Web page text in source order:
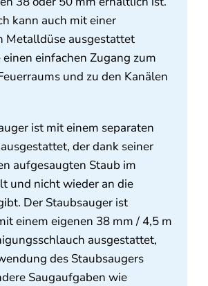
kann auch mit einer
Metalldüse ausgestattet
einfachen Zugang zum
und zu den Kanälen
ist mit einem separaten
der dank seiner
aufgesaugten Staub im
und nicht wieder an die
Der Staubsauger ist
einem eigenen 38 mm / 4,5 m
ausgestattet,
des Staubsaugers
Saugaufgaben wie